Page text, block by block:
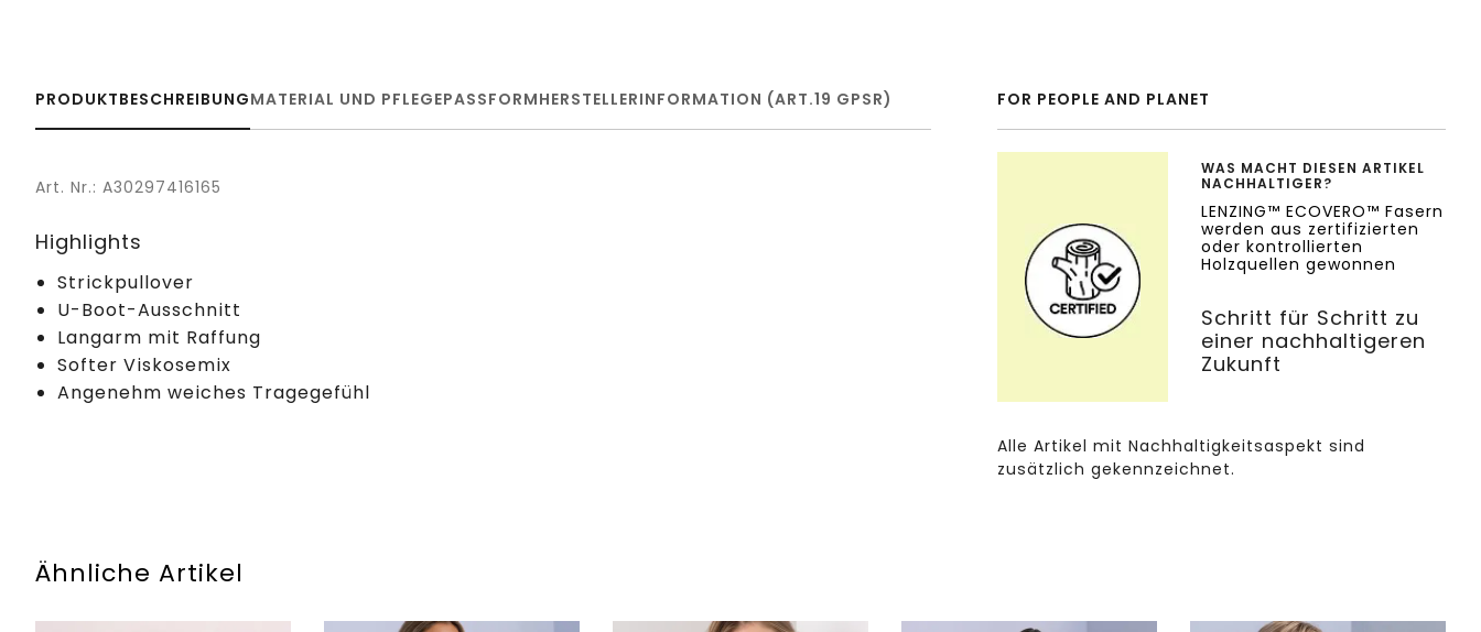
PRODUKTBESCHREIBUNGMATERIAL UND PFLEGEPASSFORMHERSTELLERINFORMATION (ART.19 GPSR)
Art. Nr.: A30297416165
Highlights
Strickpullover
U-Boot-Ausschnitt
Langarm mit Raffung
Softer Viskosemix
Angenehm weiches Tragegefühl
FOR PEOPLE AND PLANET
WAS MACHT DIESEN ARTIKEL
NACHHALTIGER?
LENZING™ ECOVERO™ Fasern
werden aus zertifizierten
oder kontrollierten
Holzquellen gewonnen
Schritt für Schritt zu
einer nachhaltigeren
Zukunft
Alle Artikel mit Nachhaltigkeitsaspekt sind
zusätzlich gekennzeichnet.
Ähnliche Artikel